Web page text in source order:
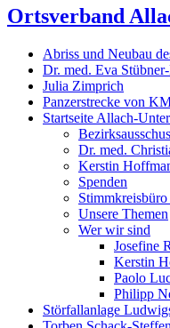
Ortsverband
Abriss und Neubau
Dr. med. Eva
Julia Zimprich
Panzerstrecke von
Startseite Allach-
Dr. med.
Kerstin
Spenden
Unsere Themen
Wer wir sind
Josefine
Kerstin
Paolo
Philipp
Störfallanlage